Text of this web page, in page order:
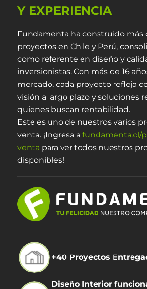
Y EXPERIENCIA
Fundamenta ha construido más
proyectos en Chile y Perú,
como referente en diseño y
inversionistas. Con más de 16
mercado, cada proyecto refleja
visión a largo plazo y soluciones
quienes buscan rentabilidad.
Este es uno de nuestros varios
venta. ¡Ingresa a fundamenta.cl/
venta para ver todos nuestros
disponibles!
+40 Proyectos
Diseño Interior